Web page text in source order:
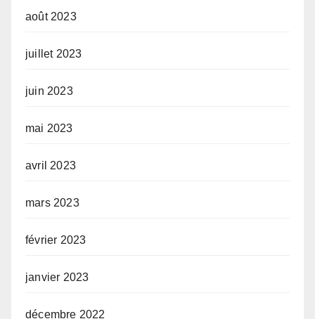
août 2023
juillet 2023
juin 2023
mai 2023
avril 2023
mars 2023
février 2023
janvier 2023
décembre 2022